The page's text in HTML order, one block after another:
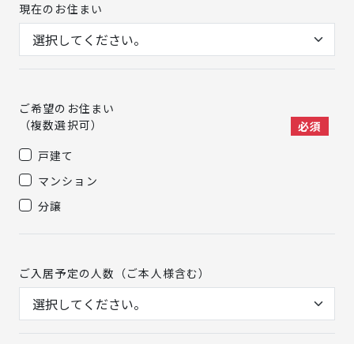
現在のお住まい
ご希望のお住まい
（複数選択可）
必須
戸建て
マンション
分譲
ご入居予定の人数（ご本人様含む）